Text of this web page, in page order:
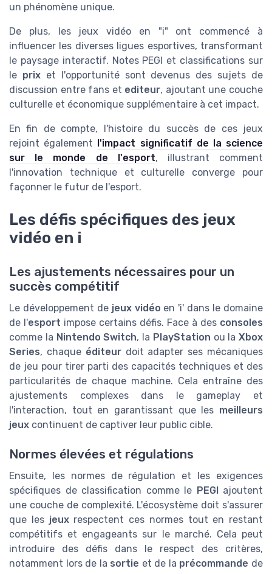
un phénomène unique.
De plus, les jeux vidéo en "i" ont commencé à
influencer les diverses ligues esportives, transformant
le paysage interactif. Notes PEGI et classifications sur
le prixet l'opportunité sont devenus des sujets de
discussion entre fans et editeur, ajoutant une couche
culturelle et économique supplémentaire à cet impact.
En fin de compte, l'histoire du succès de ces jeux
rejoint également l'impact significatif de la science
sur le monde de l'esport, illustrant comment
l'innovation technique et culturelle converge pour
façonner le futur de l'esport.
Les défis spécifiques des jeux
vidéo en i
Les ajustements nécessaires pour un
succès compétitif
Le développement de jeux vidéo en 'i' dans le domaine
de l'esport impose certains défis. Face à des consoles
comme la Nintendo Switch, la PlayStation ou la Xbox
Series, chaque éditeurdoit adapter ses mécaniques
de jeu pour tirer parti des capacités techniques et des
particularités de chaque machine. Cela entraîne des
ajustements complexes dans le gameplay et
l'interaction, tout en garantissant que les meilleurs
jeux continuent de captiver leur public cible.
Normes élevées et régulations
Ensuite, les normes de régulation et les exigences
spécifiques de classification comme le PEGI
ajoutent
une couche de complexité. L'écosystème doit s'assurer
que les jeuxrespectent ces normes tout en restant
compétitifs et engageants sur le marché. Cela peut
introduire des défis dans le respect des critères,
notamment lors de la sortie et de la précommande de